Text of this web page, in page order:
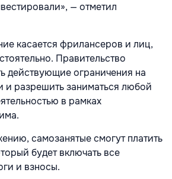
— отметил
касается фрилансеров и лиц,
Правительство
действующие ограничения на
и разрешить заниматься любой
в рамках
самозанятые смогут платить
будет включать все
и взносы.